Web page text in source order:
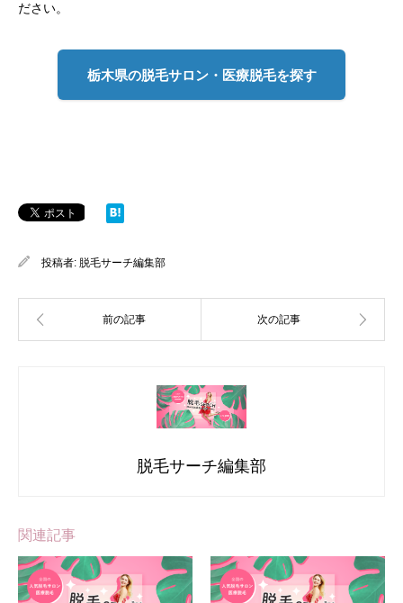
ださい。
栃木県の脱毛サロン・医療脱毛を探す
投稿者: 脱毛サーチ編集部
脱毛サーチ編集部
関連記事